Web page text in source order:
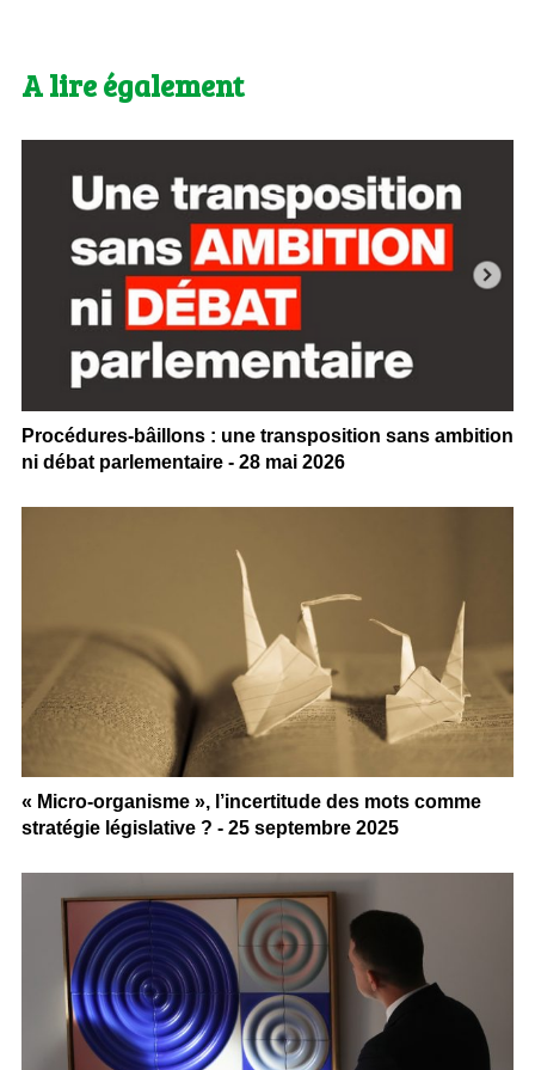
A lire également
Procédures-bâillons : une transposition sans ambition
ni débat parlementaire - 28 mai 2026
« Micro-organisme », l’incertitude des mots comme
stratégie législative ? - 25 septembre 2025